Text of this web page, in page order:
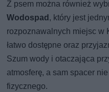
Z psem można również
Wodospad, który jest
rozpoznawalnych miejsc w
łatwo dostępne oraz
Szum wody i otaczająca
atmosferę, a sam spacer
fizycznego.